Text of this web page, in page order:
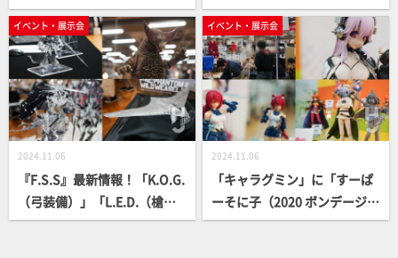
「あみあみフィギュア大賞20
24」が決定！秋葉原フィギュ
アタワー店で特別展示中
『ヒロアカ』『銀魂』などの
ジャンプ作品や『ブルーロッ
ク』凪 誠士郎 日本代表戦Ve
r.、『忍たま』土井半助など
の商品化が決定【アニメイト
ガールズフェスティバル2024
（AGF2024）／メガハウス】
イベント・展示会
2024.11.06
『F.S.S』最新情報！「K.O.G.
（弓装備）」「L.E.D.（槍装
備）」が1/144プラキット「I
イベント・展示会
2024.11.06
「キャラグミン」に「すーぱ
ーそに子（2020 ボンデージv
er.）」や『スレイヤーズ』ア